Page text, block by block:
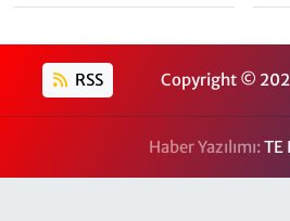
RSS Copyright ©
Haber Yazılımı:TE